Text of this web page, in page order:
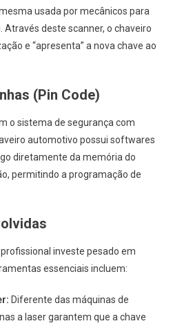
usada por mecânicos para
deste scanner, o chaveiro
e “apresenta” a nova chave ao
(Pin Code)
o sistema de segurança com
automotivo possui softwares
diretamente da memória do
permitindo a programação de
investe pesado em
essenciais incluem:
Diferente das máquinas de
a laser garantem que a chave